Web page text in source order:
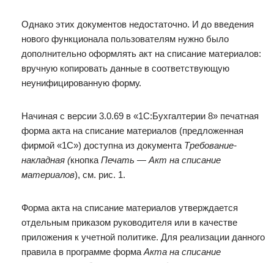
Однако этих документов недостаточно. И до введения
нового функционала пользователям нужно было
дополнительно оформлять акт на списание материалов:
вручную копировать данные в соответствующую
неунифицированную форму.
Начиная с версии 3.0.69 в «1С:Бухгалтерии 8» печатная
форма акта на списание материалов (предложенная
фирмой «1С») доступна из документа Требование-
накладная (кнопка Печать — Акт на списание
материалов), см. рис. 1.
Форма акта на списание материалов утверждается
отдельным приказом руководителя или в качестве
приложения к учетной политике. Для реализации данного
правила в программе форма Акта на списание